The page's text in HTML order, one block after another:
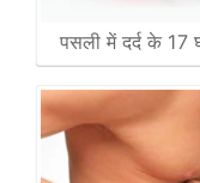
पसली में दर्द के